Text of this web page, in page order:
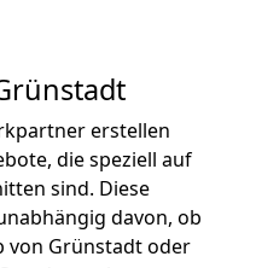
erstellen
die speziell auf
sind. Diese
davon, ob
von Grünstadt oder